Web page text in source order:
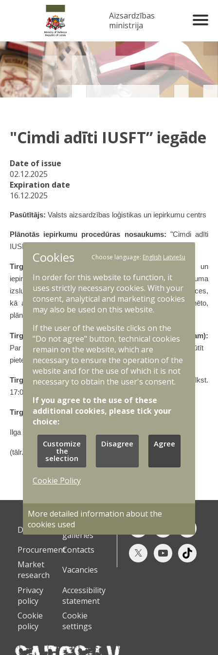
Aizsardzības
ministrija
"Cimdi adīti IUSFT” iegāde
Date of issue
02.12.2025
Expiration date
16.12.2025
Pasūtītājs: Valsts aizsardzības loģistikas un iepirkumu centrs
Plānotās iepirkumu procedūras nosaukums: "Cimdi adīti
IUSFT” iegāde
Tirgus izpētes mērķis:
Valsts aizsardzības loģistikas un
iepirkumu centrs ir ieinteresēts pirms iepirkuma
izsludināšanas noskaidrot uzņēmumu spējas piegādāt preces,
kā arī to vidējās tirgus cenas, lai realizētu iepriekš minēto,
plānoto iepirkumu.
Tirgus izpētes informācijas iesniedzējam (uzņēmējam):
Par piedalīšanos tirgus izpētes procesā lūdzam sūtīt
pieteikumu uz e-pasta adresi:ilga.uzulnika@valic.gov.lv
Tirgus izpētes iesniegšanas termiņš:līdz 16.12.2025. plkst.
17:00
Tirgus izpētes kontaktpersona:
Ilga Uzulnīka
(tālr.: +371 2 5407616, e-pasts:
Documents Photo
galleries
ProcurementContacts
Market
research
Vacancies
Privacy
policy
Accessibility
statement
Cookie
policy
Cookie
settings
Cookies Choose language: English Latviešu
In order for this website to function, it
uses strictly necessary cookies. With your
consent, analytical and marketing cookies
may also be used on this website.
If the user of the website clicks on the
"Do not agree" button, technical cookies
remain on the website, which are
necessary to ensure the operation of the
website and for the use of which it is not
necessary to obtain the user's consent.
If you agree to the use of these
additional cookies, please tick your
choice:
Customize
the
selection
Disagree Agree
Cookie Policy
More detailed information about the
cookies used